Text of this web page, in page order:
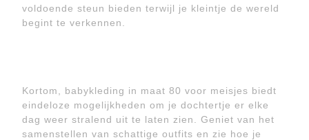
voldoende steun bieden terwijl je kleintje de wereld
begint te verkennen.
Kortom, babykleding in maat 80 voor meisjes biedt
eindeloze mogelijkheden om je dochtertje er elke
dag weer stralend uit te laten zien. Geniet van het
samenstellen van schattige outfits en zie hoe je